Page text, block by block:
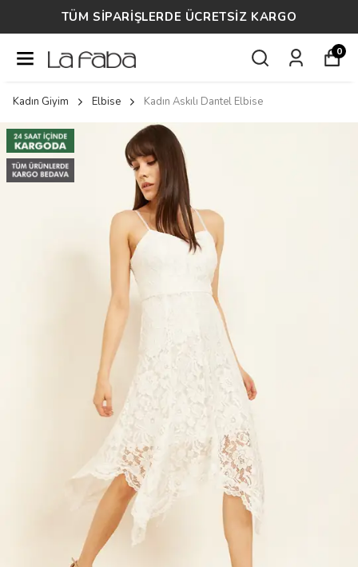
TÜM SİPARİŞLERDE ÜCRETSİZ KARGO
0
Kadın Giyim Elbise Kadın Askılı Dantel Elbise